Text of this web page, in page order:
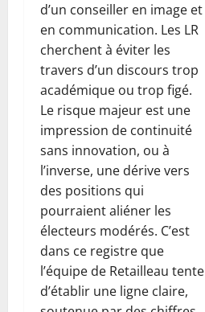
d’un conseiller en image et
en communication. Les LR
cherchent à éviter les
travers d’un discours trop
académique ou trop figé.
Le risque majeur est une
impression de continuité
sans innovation, ou à
l’inverse, une dérive vers
des positions qui
pourraient aliéner les
électeurs modérés. C’est
dans ce registre que
l’équipe de Retailleau tente
d’établir une ligne claire,